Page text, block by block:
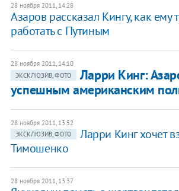
28 ноября 2011, 14:28
Азаров рассказал Кингу, как ему
работать с Путиным
28 ноября 2011, 14:10
ЭКСКЛЮЗИВ, ФОТО
​Ларри Кинг:
успешным американским
28 ноября 2011, 13:52
ЭКСКЛЮЗИВ, ФОТО
Ларри Кинг хочет
Тимошенко
28 ноября 2011, 13:37